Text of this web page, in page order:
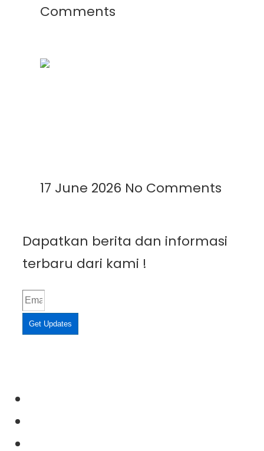
Comments
17 June 2026 No Comments
Dapatkan berita dan informasi
terbaru dari kami !
Get Updates